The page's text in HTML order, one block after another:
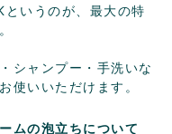
いうのが、最大の特
シャンプー・手洗いな
使いいただけます。
ムの泡立ちについて